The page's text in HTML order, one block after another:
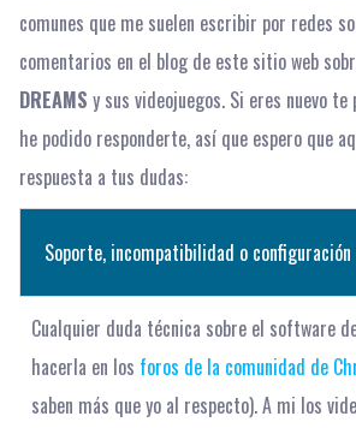
comunes que me suelen escribir por redes
comentarios en el blog de este sitio web
DREAMS y sus videojuegos. Si eres nuevo
he podido responderte, así que espero que
respuesta a tus dudas:
Soporte, incompatibilidad o configuración
Cualquier duda técnica sobre el software
hacerla en los foros de la comunidad de
saben más que yo al respecto). A mi los